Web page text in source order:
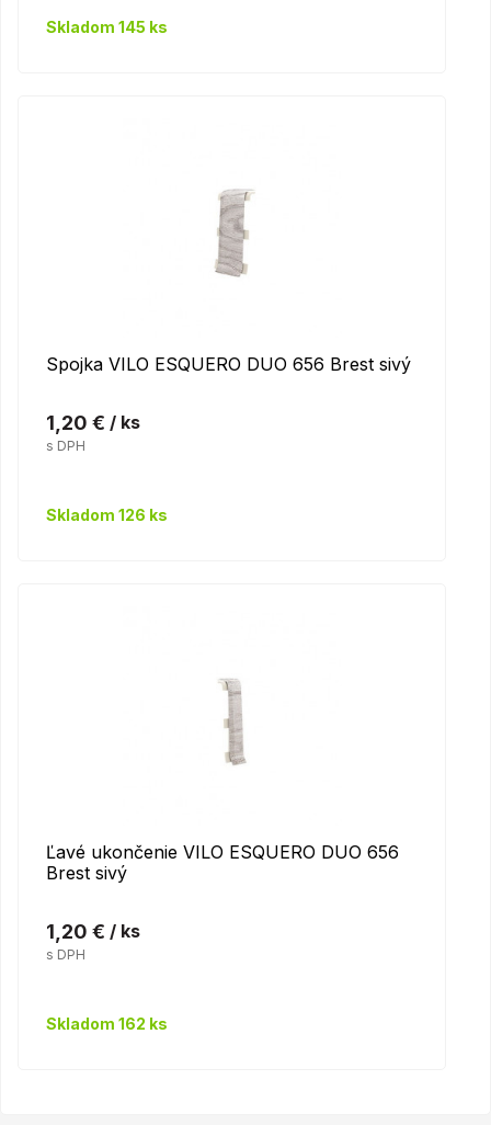
Skladom 145 ks
Spojka VILO ESQUERO DUO 656 Brest sivý
1,20 € / ks
s DPH
Skladom 126 ks
Ľavé ukončenie VILO ESQUERO DUO 656
Brest sivý
1,20 € / ks
s DPH
Skladom 162 ks